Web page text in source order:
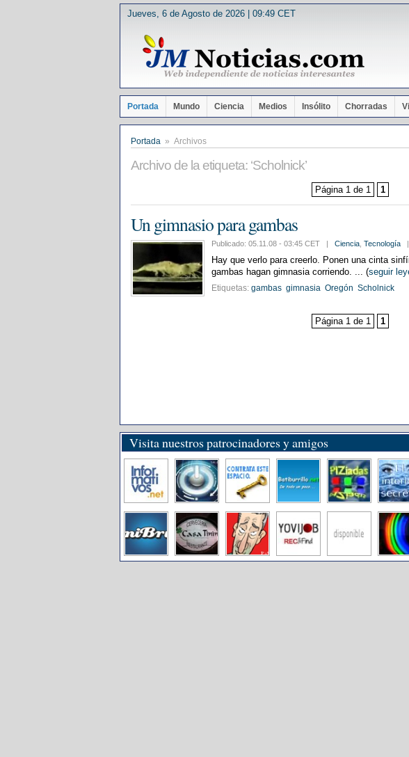
Jueves, 6 de Agosto de 2026 | 09:49 CET
Portada Mundo Ciencia Medios Insólito Chorradas
Portada » Archivos
Archivo de la etiqueta: ‘Scholnick’
Página 1 de 1 1
Un gimnasio para gambas
Publicado: 05.11.08 - 03:45 CET | Ciencia Tecnología |
Hay que verlo para creerlo. Ponen una cinta
gambas hagan gimnasia corriendo. ... (seguir
Etiquetas: gambas gimnasia Oregón Scholnick
Página 1 de 1 1
Visita nuestros patrocinadores y amigos